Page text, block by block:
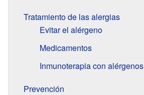
Tratamiento de las alergias
Evitar el alérgeno
Medicamentos
Inmunoterapia con alérgenos
Prevención